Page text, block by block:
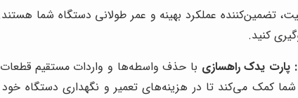
تضمین‌کننده عملکرد بهینه و عمر طولانی دستگاه شما
کنید.
پارت یدک راهسازی با حذف واسطه‌ها و واردات مستقیم قطعات
شما کمک می‌کند تا در هزینه‌های تعمیر و نگهداری دستگاه